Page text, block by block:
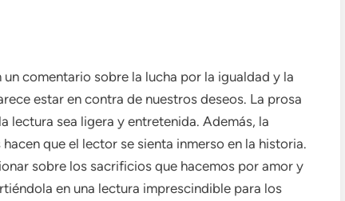
un comentario sobre la lucha por la igualdad y la
estar en contra de nuestros deseos. La prosa
lectura sea ligera y entretenida. Además, la
que el lector se sienta inmerso en la historia.
sobre los sacrificios que hacemos por amor y
en una lectura imprescindible para los